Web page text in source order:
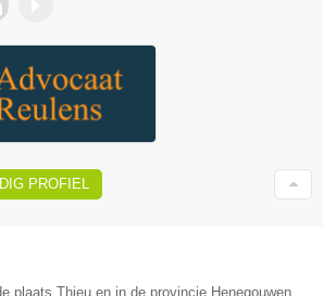
PROFIEL
plaats Thieu en in de provincie Henegouwen.